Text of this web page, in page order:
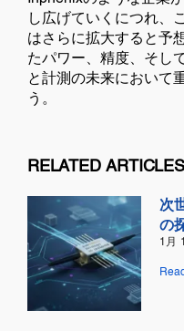
し広げていくにつれ、
はさらに拡大すると予
たパワー、精度、そし
と計測の未来において
う。
RELATED ARTICLES
次
の
1月